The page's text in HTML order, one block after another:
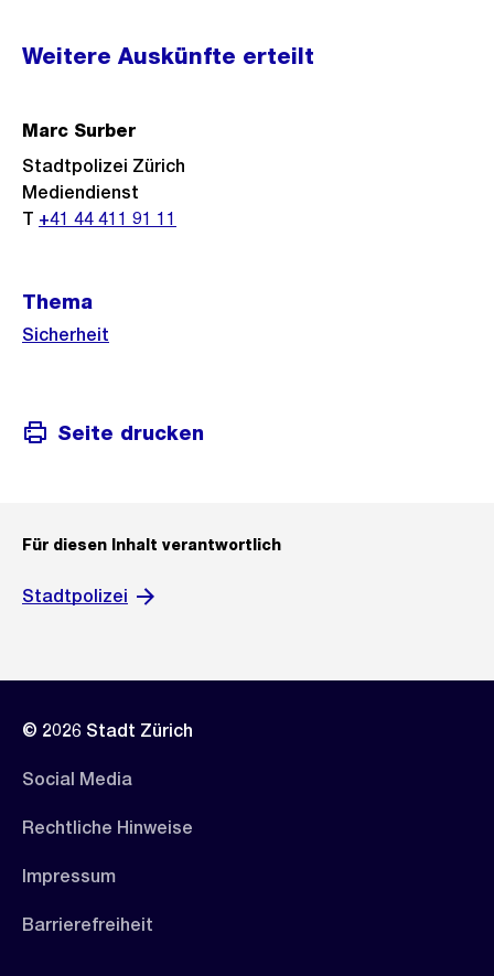
Weitere
Informationen
Weitere Auskünfte erteilt
Marc Surber
Stadtpolizei Zürich
Mediendienst
T +41 44 411 91 11
Thema
Sicherheit
Seite drucken
Für diesen Inhalt verantwortlich
Stadtpolizei
© 2026 Stadt Zürich
Social Media
Rechtliche Hinweise
Impressum
Barrierefreiheit